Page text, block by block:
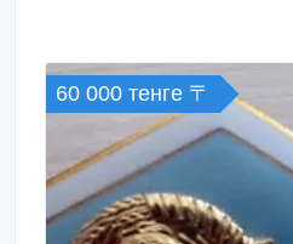
60 000 тенге 〒